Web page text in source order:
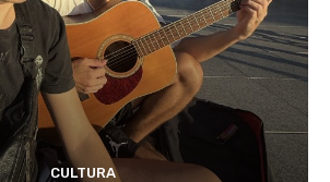
CULTURA